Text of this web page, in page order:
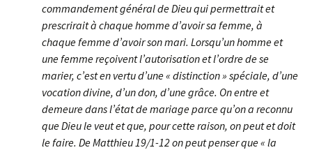
commandement général de Dieu qui permettrait et
prescrirait à chaque homme d’avoir sa femme, à
chaque femme d’avoir son mari. Lorsqu’un homme et
une femme reçoivent l’autorisation et l’ordre de se
marier, c’est en vertu d’une « distinction » spéciale, d’une
vocation divine, d’un don, d’une grâce. On entre et
demeure dans l’état de mariage parce qu’on a reconnu
que Dieu le veut et que, pour cette raison, on peut et doit
le faire. De Matthieu 19/1-12 on peut penser que « la